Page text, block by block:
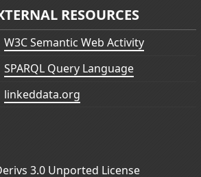
RESOURCES
W3C Semantic Web Activity
SPARQL Query Language
linkeddata.org
3.0 Unported License